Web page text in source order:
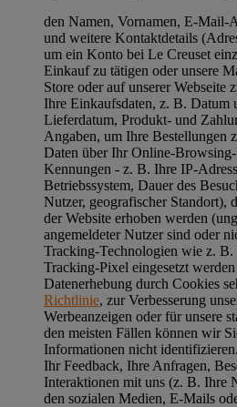
den Namen, Vornamen, E-Mail-
und weitere Kontaktdetails
um ein Konto bei Le Creuset
Einkauf zu tätigen oder unsere
Store oder auf unserer Webseite
Ihre Einkaufsdaten, z. B. Datum
Lieferdatum, Produkt- und
Angaben, um Ihre Bestellungen
Daten über Ihr Online-
Kennungen - z. B. Ihre IP-
Betriebssystem, Dauer des
Nutzer, geografischer Standort),
der Website erhoben werden
angemeldeter Nutzer sind oder
Tracking-Technologien wie z.
Tracking-Pixel eingesetzt
Datenerhebung durch Cookies
Richtlinie, zur Verbesserung
Werbeanzeigen oder für unsere
den meisten Fällen können wir
Informationen nicht identifizieren.
Ihr Feedback, Ihre Anfragen,
Interaktionen mit uns (z. B. Ihre
den sozialen Medien, E-Mails